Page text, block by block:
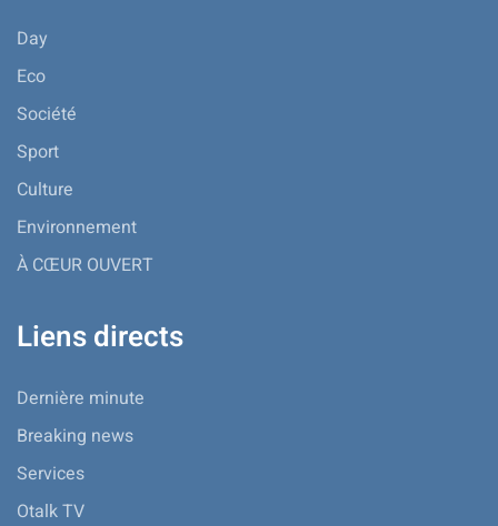
Day
Eco
Société
Sport
Culture
Environnement
À CŒUR OUVERT
Liens directs
Dernière minute
Breaking news
Services
Otalk TV